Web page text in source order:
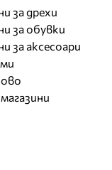
за дрехи
за обувки
за aксесоари